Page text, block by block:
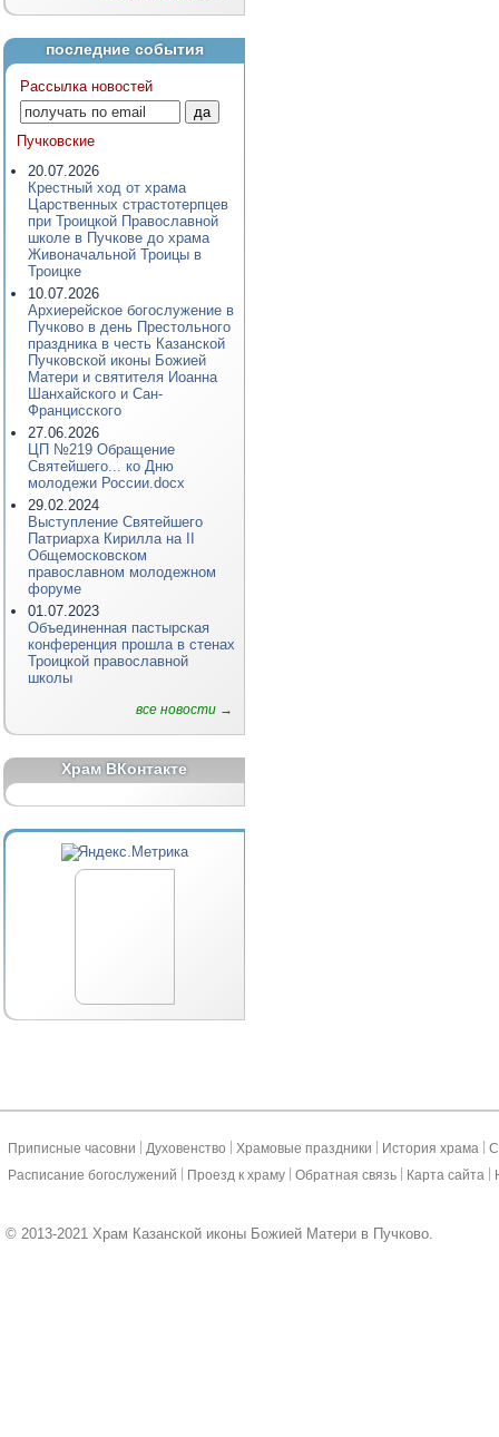
последние события
Рассылка новостей
Пучковские
20.07.2026
Крестный ход от храма
Царственных страстотерпцев
при Троицкой Православной
школе в Пучкове до храма
Живоначальной Троицы в
Троицке
10.07.2026
Архиерейское богослужение в
Пучково в день Престольного
праздника в честь Казанской
Пучковской иконы Божией
Матери и святителя Иоанна
Шанхайского и Сан-
Францисского
27.06.2026
ЦП №219 Обращение
Святейшего... ко Дню
молодежи России.docx
29.02.2024
Выступление Святейшего
Патриарха Кирилла на II
Общемосковском
православном молодежном
форуме
01.07.2023
Объединенная пастырская
конференция прошла в стенах
Троицкой православной
школы
все новости →
Храм ВКонтакте
Приписные часовни Духовенство Храмовые праздники История храма
Расписание богослужений
Проезд к храму Обратная связь Карта сайта
© 2013-2021 Храм Казанской иконы Божией Матери в Пучково.